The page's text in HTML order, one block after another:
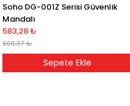
Soho DG-001Z Serisi Güvenlik
Mandalı
583,28 ₺
606,37 ₺
Sepete Ekle